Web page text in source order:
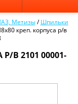
Метизы /Шпильки
креп. корпуса р/в
В 2101 00001-